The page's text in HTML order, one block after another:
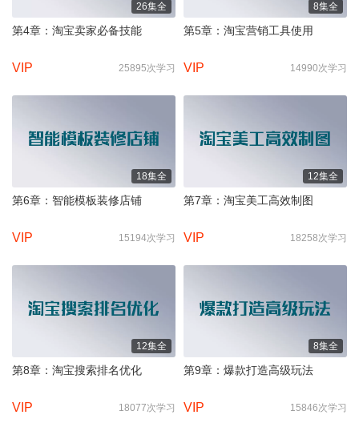
26集全
第4章：淘宝卖家必备技能
VIP 25895次学习
8集全
第5章：淘宝营销工具使用
VIP 14990次学习
18集全
第6章：智能模板装修店铺
VIP 15194次学习
12集全
第7章：淘宝美工高效制图
VIP 18258次学习
12集全
第8章：淘宝搜索排名优化
VIP 18077次学习
8集全
第9章：爆款打造高级玩法
VIP 15846次学习